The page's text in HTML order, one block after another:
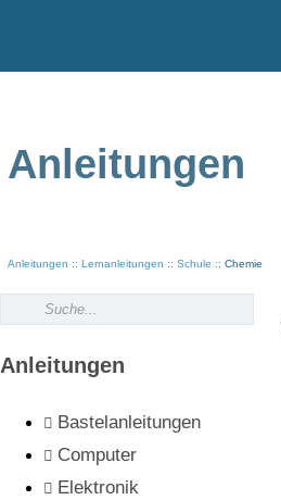
Anleitungen
Anleitungen Lernanleitungen Schule Chemie
Anleitungen
Bastelanleitungen
Computer
Elektronik